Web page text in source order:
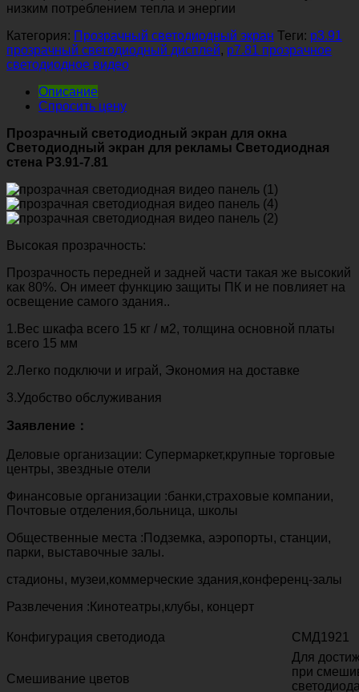
низким потреблением тепла и энергии
Категория: Прозрачный светодиодный экран Теги: p3.91
прозрачный светодиодный дисплей, p7.81 прозрачное
светодиодное видео
Описание
Спросить цену
Прозрачный светодиодный экран для окна
Светодиодный экран для рекламы Светодиодная
стена P3.91-7.81
Высокая прозрачность:
Прозрачность передней и задней части такая же высокий
как 80%. Он имеет функцию защиты ПК и не повлияет на
освещение самого здания..
1.Вес шкафа всего 15 кг / м2, толщина основной платы
всего 15 мм
2.Легко подключи и играй, Экономия на доставке
3.Удобство обслуживания
Заявление：
Деловые организации: Супермаркет,крупные торговые
центры, звездные отели
Финансовые организации :банки,страховые компании,
Почтовые отделения,больница, школы
Общественные места :Подземка, аэропорты, станции,
парки, выставочные залы.
стадионы, музеи,коммерческие здания,конференц-залы
Развлечения :Кинотеатры,клубы, концерт
Конфигурация светодиода СМД1921
Смешивание цветов
Для
при